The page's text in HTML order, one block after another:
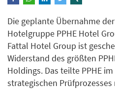
Die geplante Übernahme
Hotelgruppe PPHE Hotel
Fattal Hotel Group ist
Widerstand des größten
Holdings. Das teilte PPHE
strategischen Prüfprozesses